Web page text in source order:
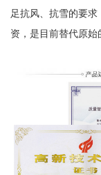
足抗风、抗雪的要
资，是目前替代原始